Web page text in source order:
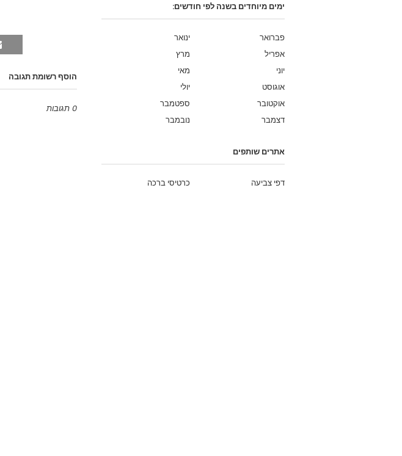
הוסף רשומת תגובה
0 תגובות
ימים מיוחדים בשנה לפי חודשים:
ינואר
פברואר
מרץ
אפריל
מאי
יוני
יולי
אוגוסט
ספטמבר
אוקטובר
נובמבר
דצמבר
אתרים שותפים
כרטיסי ברכה דפי צביעה